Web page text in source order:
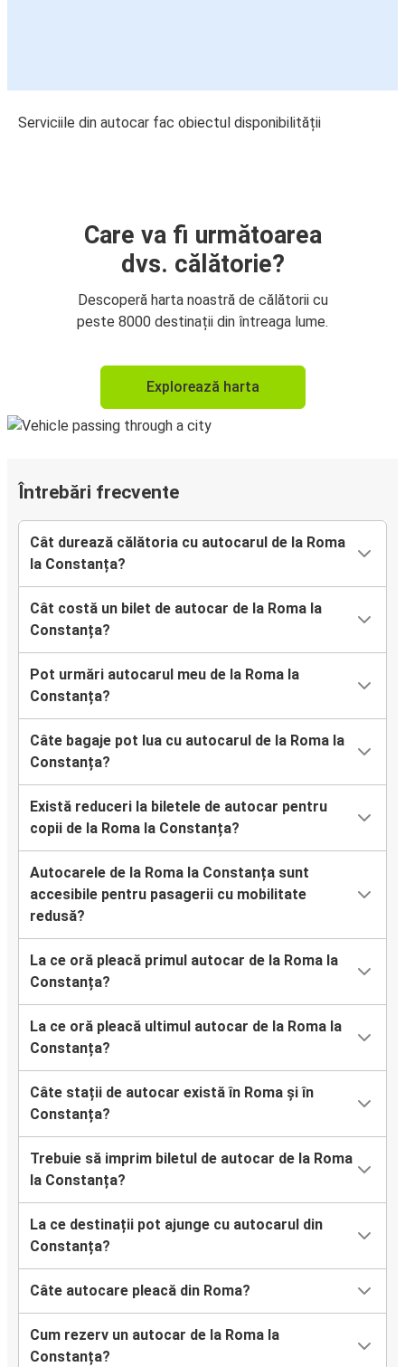
Serviciile din autocar fac obiectul disponibilității
Care va fi următoarea
dvs. călătorie?
Descoperă harta noastră de călătorii cu
peste 8000 destinații din întreaga lume.
Explorează harta
Întrebări frecvente
Cât durează călătoria cu autocarul de la Roma
la Constanța?
Cât costă un bilet de autocar de la Roma la
Constanța?
Pot urmări autocarul meu de la Roma la
Constanța?
Câte bagaje pot lua cu autocarul de la Roma la
Constanța?
Există reduceri la biletele de autocar pentru
copii de la Roma la Constanța?
Autocarele de la Roma la Constanța sunt
accesibile pentru pasagerii cu mobilitate
redusă?
La ce oră pleacă primul autocar de la Roma la
Constanța?
La ce oră pleacă ultimul autocar de la Roma la
Constanța?
Câte stații de autocar există în Roma și în
Constanța?
Trebuie să imprim biletul de autocar de la Roma
la Constanța?
La ce destinații pot ajunge cu autocarul din
Constanța?
Câte autocare pleacă din Roma?
Cum rezerv un autocar de la Roma la
Constanța?